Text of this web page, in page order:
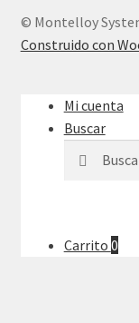
© Montelloy
Construido con
Mi cuenta
Buscar
por:
Carrito 0